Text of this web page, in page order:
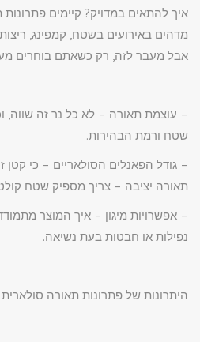
איך להתאים במדויק? קיימים
מדהים באירועים בשטח, קמפינג,
אבל מעבר לזה, רק כשאתם בוחרים
– עוצמת תאורה – לא כל נר זה שווה,
שטח ורמת הבהירות.
– גודל הפאנלים הסולאריים – כי
תאורה יציבה – צריך מספיק שטח
– אפשרויות מיגון – איך המוצר
נפילות או חבטות בעת נשיאה.
היתרונות של פתרונות תאורה